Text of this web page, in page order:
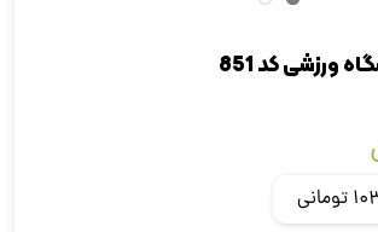
ورزشی کد 851